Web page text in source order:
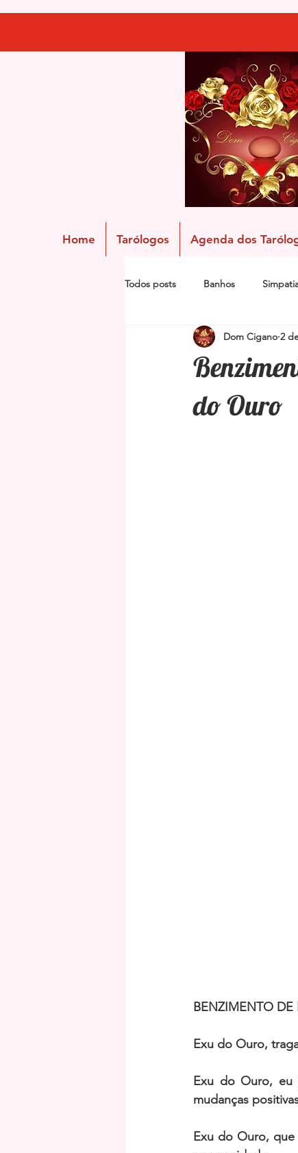
Home Tarólogos Agenda dos
Todos posts Banhos
Simpatias para proteção e
Amuletos e Talismãs
do Ouro
Dom Cigano 2
BENZIMENTO DE
Exu do Ouro,
Exu do Ouro, eu
mudanças
Exu do Ouro, que